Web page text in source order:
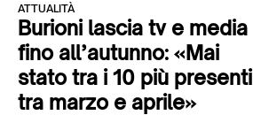
ATTUALITÀ
Burioni lascia tv e media
fino all’autunno: «Mai
stato tra i 10 più presenti
tra marzo e aprile»